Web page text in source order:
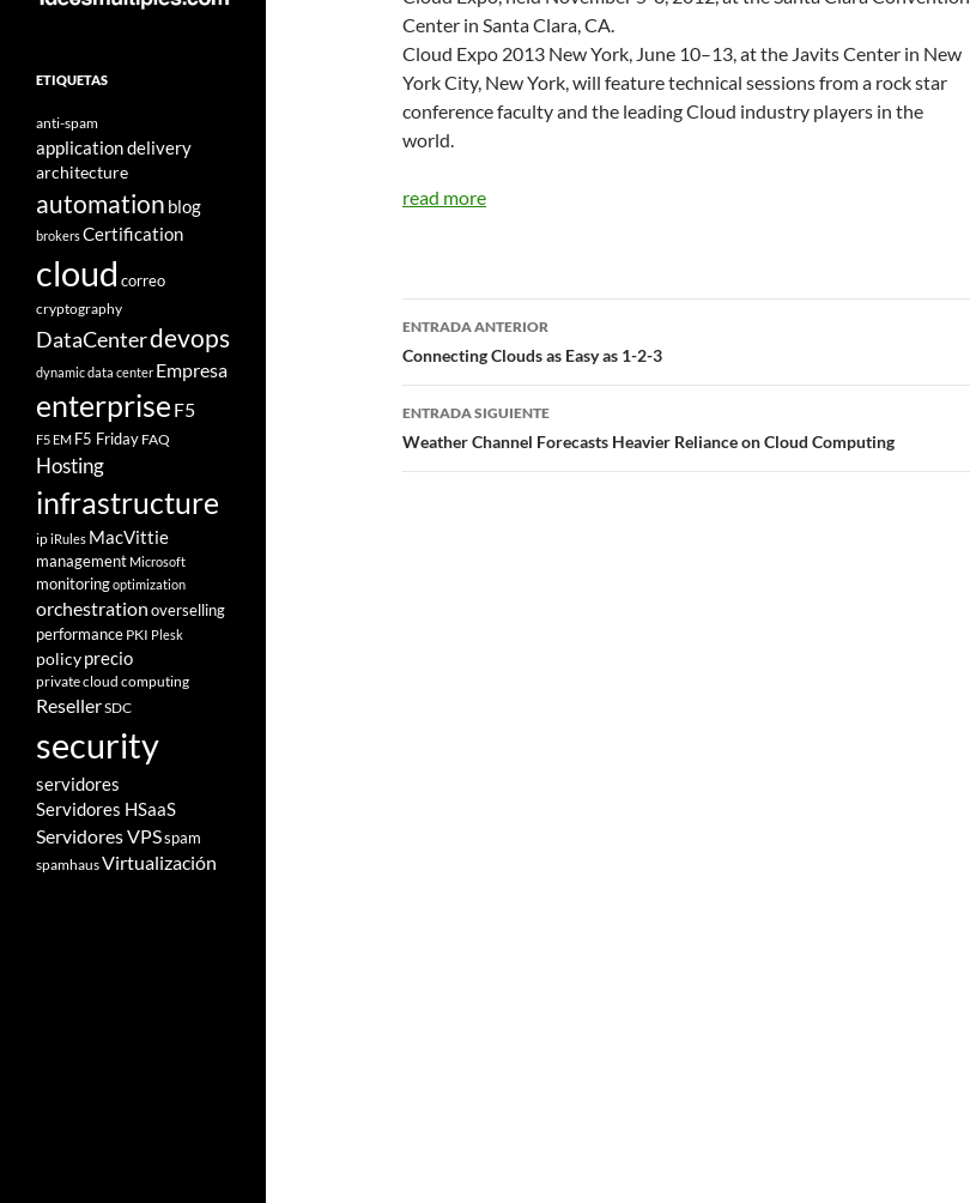
Center in Santa Clara, CA.
Cloud Expo 2013 New York, June 10–13, at the Javits Center in New
York City, New York, will feature technical sessions from a rock star
conference faculty and the leading Cloud industry players in the
world.
read more
Navegador
de
entradas
ENTRADA ANTERIOR
Connecting Clouds as Easy as 1-2-3
ENTRADA SIGUIENTE
Weather Channel Forecasts Heavier Reliance on Cloud Computing
ETIQUETAS
anti-spam
application delivery
architecture
automation blog
brokersCertification
cloud correo
cryptography
DataCenterdevops
dynamic data center Empresa
enterprise F5
F5 EM F5 Friday FAQ
Hosting
infrastructure
ipiRules MacVittie
management Microsoft
monitoringoptimization
orchestrationoverselling
performance PKI Plesk
policyprecio
private cloud computing
ResellerSDC
security
servidores
Servidores HSaaS
Servidores VPSspam
spamhausVirtualización